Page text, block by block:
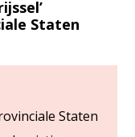
Staten
Staten